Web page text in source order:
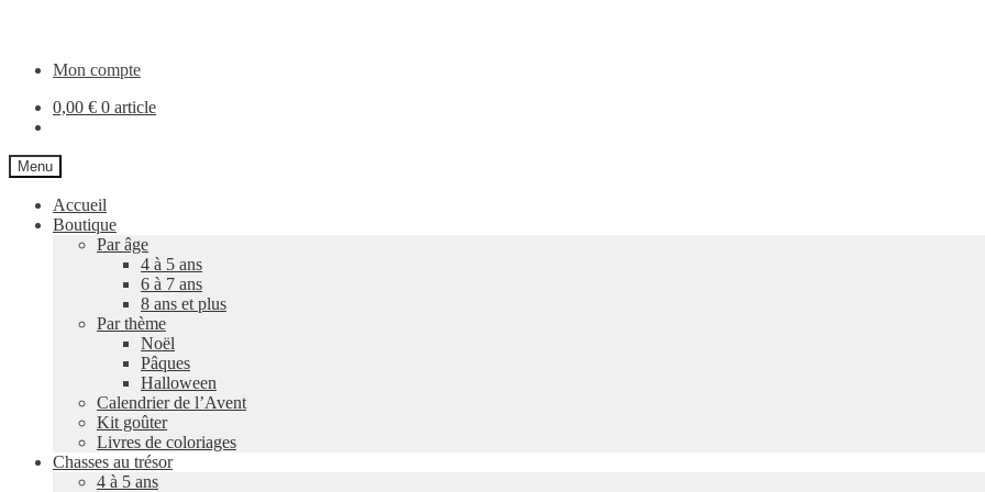
navigationMon compte
0,00 € 0 article
Menu
Accueil
Boutique
Par âge
4 à 5 ans
6 à 7 ans
8 ans et plus
Par thème
Noël
Pâques
Halloween
Calendrier de l’Avent
Kit goûter
Livres de coloriages
Chasses au trésor
4 à 5 ans